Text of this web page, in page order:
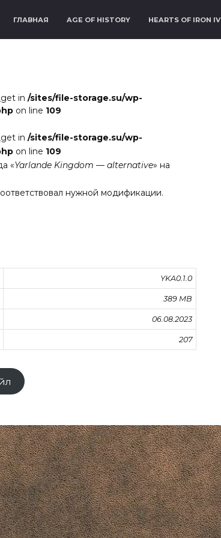
ГЛАВНАЯ AGE OF HISTORY HEARTS OF IRON IV
in /sites/file-storage.su/wp-
on line 109
in /sites/file-storage.su/wp-
on line 109
«Yarlande Kingdom — alternative» на
нужной модификации.
YKA0.1.0
389 MB
06.08.2023
207